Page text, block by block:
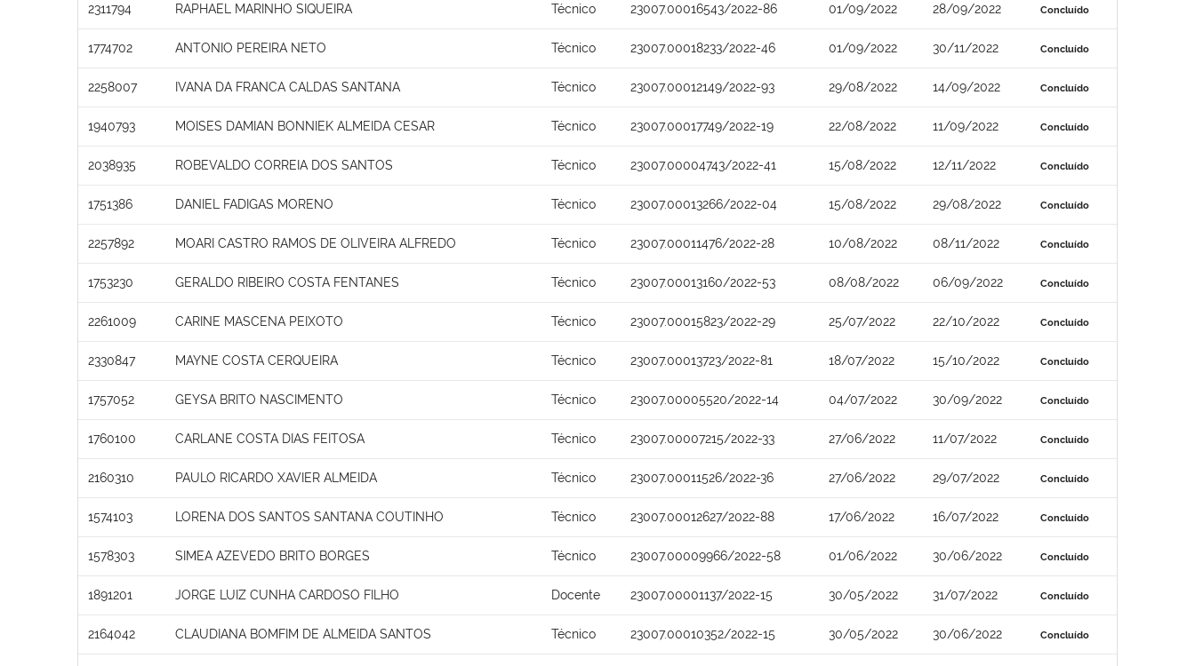
2311794 RAPHAEL MARINHO SIQUEIRA Técnico 23007.00016543/2022-86 01/09/2022 28/09/2022 Concluído
1774702 ANTONIO PEREIRA NETO Técnico 23007.00018233/2022-46 01/09/2022 30/11/2022 Concluído
2258007 IVANA DA FRANCA CALDAS SANTANA Técnico 23007.00012149/2022-93 29/08/2022 14/09/2022 Concluído
1940793 MOISES DAMIAN BONNIEK ALMEIDA CESAR Técnico 23007.00017749/2022-19 22/08/2022 11/09/2022 Concluído
2038935 ROBEVALDO CORREIA DOS SANTOS Técnico 23007.00004743/2022-41 15/08/2022 12/11/2022 Concluído
1751386 DANIEL FADIGAS MORENO Técnico 23007.00013266/2022-04 15/08/2022 29/08/2022 Concluído
2257892 MOARI CASTRO RAMOS DE OLIVEIRA ALFREDO Técnico 23007.00011476/2022-28 10/08/2022 08/11/2022 Concluído
1753230 GERALDO RIBEIRO COSTA FENTANES Técnico 23007.00013160/2022-53 08/08/2022 06/09/2022 Concluído
2261009 CARINE MASCENA PEIXOTO Técnico 23007.00015823/2022-29 25/07/2022 22/10/2022 Concluído
2330847 MAYNE COSTA CERQUEIRA Técnico 23007.00013723/2022-81 18/07/2022 15/10/2022 Concluído
1757052 GEYSA BRITO NASCIMENTO Técnico 23007.00005520/2022-14 04/07/2022 30/09/2022 Concluído
1760100 CARLANE COSTA DIAS FEITOSA Técnico 23007.00007215/2022-33 27/06/2022 11/07/2022 Concluído
2160310 PAULO RICARDO XAVIER ALMEIDA Técnico 23007.00011526/2022-36 27/06/2022 29/07/2022 Concluído
1574103 LORENA DOS SANTOS SANTANA COUTINHO Técnico 23007.00012627/2022-88 17/06/2022 16/07/2022 Concluído
1578303 SIMEA AZEVEDO BRITO BORGES Técnico 23007.00009966/2022-58 01/06/2022 30/06/2022 Concluído
1891201 JORGE LUIZ CUNHA CARDOSO FILHO Docente 23007.00001137/2022-15 30/05/2022 31/07/2022 Concluído
2164042 CLAUDIANA BOMFIM DE ALMEIDA SANTOS Técnico 23007.00010352/2022-15 30/05/2022 30/06/2022 Concluído